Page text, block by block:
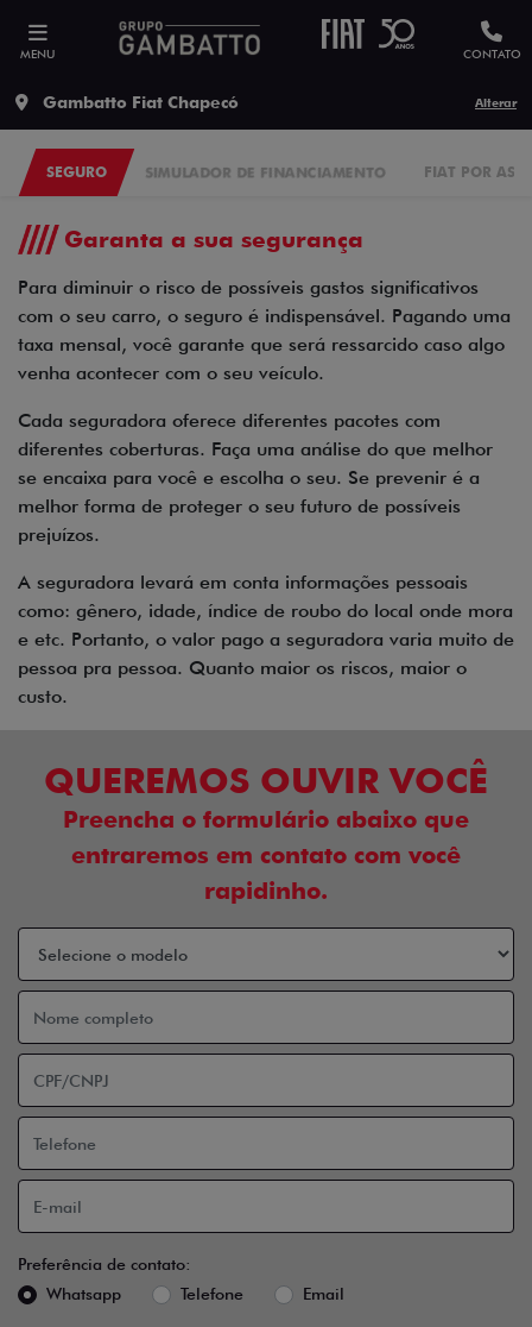
MENU CONTATO
Gambatto Fiat Chapecó Alterar
SIMULADOR DE FINANCIAMENTO FIAT POR
SEGURO
Garanta a sua segurança
Para diminuir o risco de possíveis gastos significativos
com o seu carro, o seguro é indispensável. Pagando uma
taxa mensal, você garante que será ressarcido caso algo
venha acontecer com o seu veículo.
Cada seguradora oferece diferentes pacotes com
diferentes coberturas. Faça uma análise do que melhor
se encaixa para você e escolha o seu. Se prevenir é a
melhor forma de proteger o seu futuro de possíveis
prejuízos.
A seguradora levará em conta informações pessoais
como: gênero, idade, índice de roubo do local onde mora
e etc. Portanto, o valor pago a seguradora varia muito de
pessoa pra pessoa. Quanto maior os riscos, maior o
custo.
QUEREMOS OUVIR VOCÊ
Preencha o formulário abaixo que
entraremos em contato com você
rapidinho.
Preferência de contato:
Whatsapp
Telefone Email